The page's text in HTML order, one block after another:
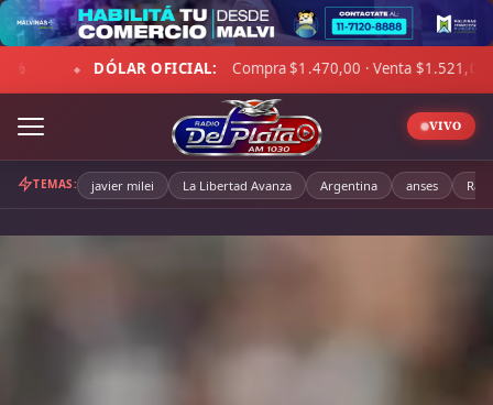
Skip
to
content
◆ ☁ LA PAMPA: 11°C · Sensación 7°C · Cielo
VIVO
TEMAS: javier milei La Libertad Avanza Argentina anses